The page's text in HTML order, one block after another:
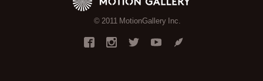
© 2011 MotionGallery Inc.